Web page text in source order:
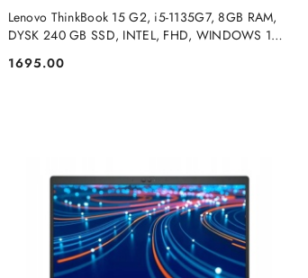
Lenovo ThinkBook 15 G2, i5-1135G7, 8GB RAM,
DYSK 240 GB SSD, INTEL, FHD, WINDOWS 11
Cena:
1695.00
DO KOSZYKA